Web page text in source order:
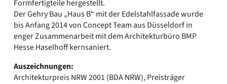
Formfertigteile hergestellt.
Der Gehry Bau „Haus B“ mit der Edelstahlfassade wurde
bis Anfang 2014 von Concept Team aus Düsseldorf in
enger Zusammenarbeit mit dem Architekturbüro BMP
Hesse Haselhoff kernsaniert.
Auszeichnungen:
Architekturpreis NRW 2001 (BDA NRW), Preisträger